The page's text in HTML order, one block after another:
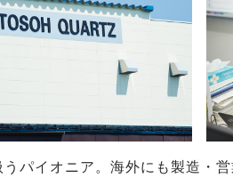
パイオニア。海外にも製造・